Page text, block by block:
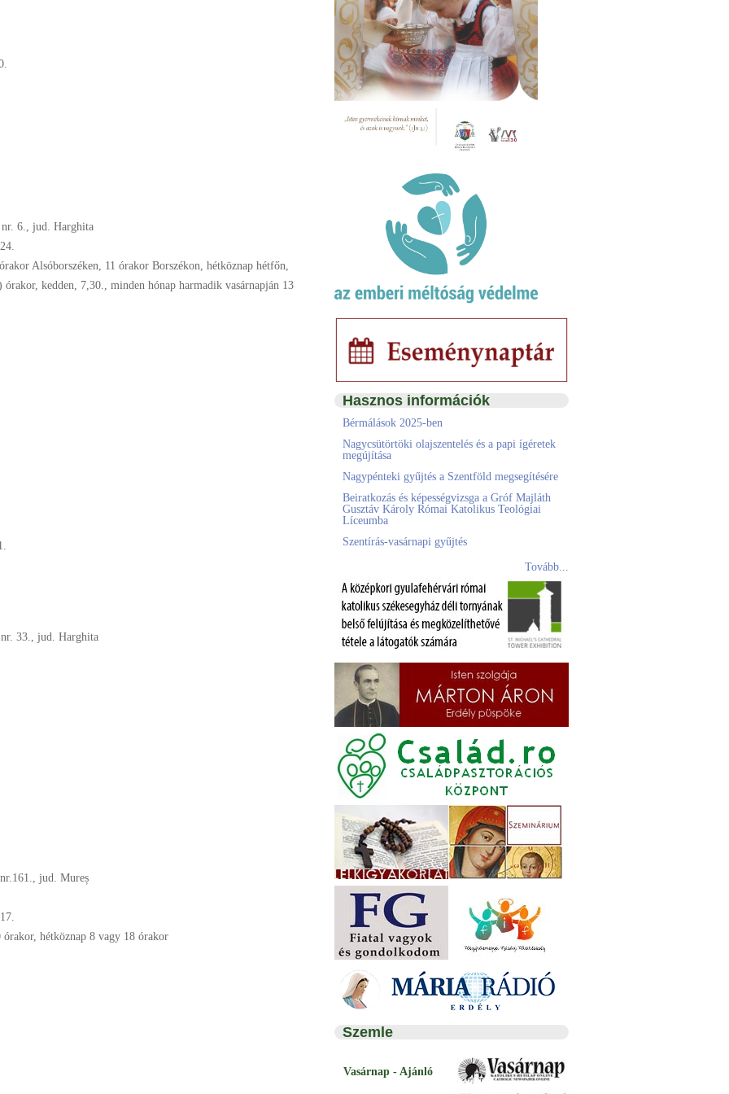
6., jud. Harghita
Alsóborszéken, 11 órakor Borszékon, hétköznap hétfőn,
kedden, 7,30., minden hónap harmadik vasárnapján 13
33., jud. Harghita
jud. Mureș
órakor, hétköznap 8 vagy 18 órakor
Hasznos információk
Bérmálások 2025-ben
Nagycsütörtöki olajszentelés és a papi ígéretek
megújítása
Nagypénteki gyűjtés a Szentföld megsegítésére
Beiratkozás és képességvizsga a Gróf Majláth
Gusztáv Károly Római Katolikus Teológiai
Líceumba
Szentírás-vasárnapi gyűjtés
Tovább...
Szemle
Vasárnap - Ajánló